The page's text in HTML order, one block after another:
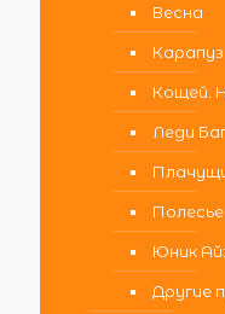
Весна
Карапуз
Кощей.
Леди
Полесье
Юник
Другие